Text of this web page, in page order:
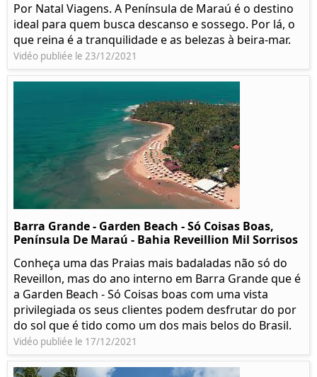
Por Natal Viagens. A Península de Maraú é o destino
ideal para quem busca descanso e sossego. Por lá, o
que reina é a tranquilidade e as belezas à beira-mar.
Vidéo publiée le 23/12/2021
Barra Grande - Garden Beach - Só Coisas Boas,
Península De Maraú - Bahia Reveillion Mil Sorrisos
Conheça uma das Praias mais badaladas não só do
Reveillon, mas do ano interno em Barra Grande que é
a Garden Beach - Só Coisas boas com uma vista
privilegiada os seus clientes podem desfrutar do por
do sol que é tido como um dos mais belos do Brasil.
Vidéo publiée le 17/12/2021